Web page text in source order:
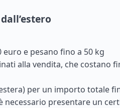
e pesano fino a 50 kg
alla vendita, che costano
per un importo totale
necessario presentare un